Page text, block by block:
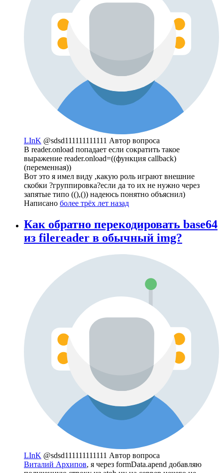
LInK @sdsd111111111111 Автор вопроса
В reader.onload попадает если сократить такое
выражение reader.onload=((функция callback)
(переменная))
Вот это я имел виду ,какую роль играют внешние
скобки ?группировка?если да то их не нужно через
запятые типо ((),()) надеюсь понятно объяснил)
Написано более трёх лет назад
Как обратно перекодировать base64
из filereader в обычный img?
LInK @sdsd111111111111 Автор вопроса
Виталий Архипов, я через formData.apend добавляю